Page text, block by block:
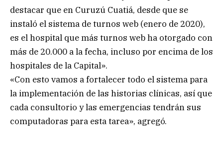
destacar que en Curuzú Cuatiá, desde que se
instaló el sistema de turnos web (enero de 2020),
es el hospital que más turnos web ha otorgado con
más de 20.000 a la fecha, incluso por encima de los
hospitales de la Capital».
«Con esto vamos a fortalecer todo el sistema para
la implementación de las historias clínicas, así que
cada consultorio y las emergencias tendrán sus
computadoras para esta tarea», agregó.